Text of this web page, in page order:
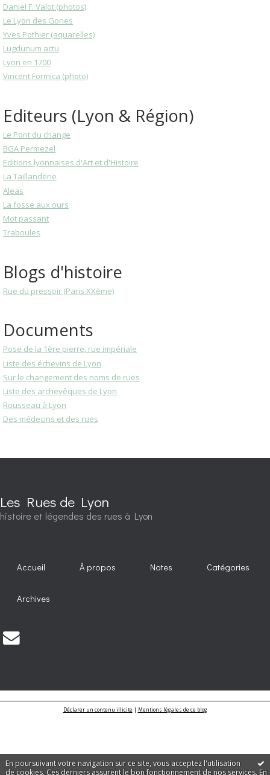
En poursuivant votre navigation sur ce site, vous acceptez l'utilisation
de cookies. Ces derniers assurent le bon fonctionnement de nos services. En
Daniel F. Valot (photos)
Le Lyon des Gones
Yves Pothier (aquarelles)
Lugdunum actu
Lyon en 1700
Vincent Formica (photo)
Editeurs (Lyon & Région)
Le Pont du change
BGA Permezel
Editions lyonnaises d'Art et d'Histoire
La Taillanderie
Aleas
La fosse aux ours
Mot passant
Traboules
Blogs d'histoire
Rue du pressoir (Paris XXème)
Documents
Pose de la 1ère pierre, rue impériale
Liste des échevins de Lyon
Sur le changement des noms de rues
Liste des archevêques de Lyon
Rousseau à Lyon
Des médecins et des rues
Les Rues de Lyon
histoire et légendes des rues à Lyon
Accueil À propos Notes Catégories
Archives
Déclarer un contenu illicite| Mentions légales de ce blog